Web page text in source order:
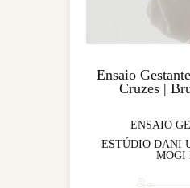
Ensaio
Cruzes |
ENSAIO
ESTÚDIO DANI
MOGI